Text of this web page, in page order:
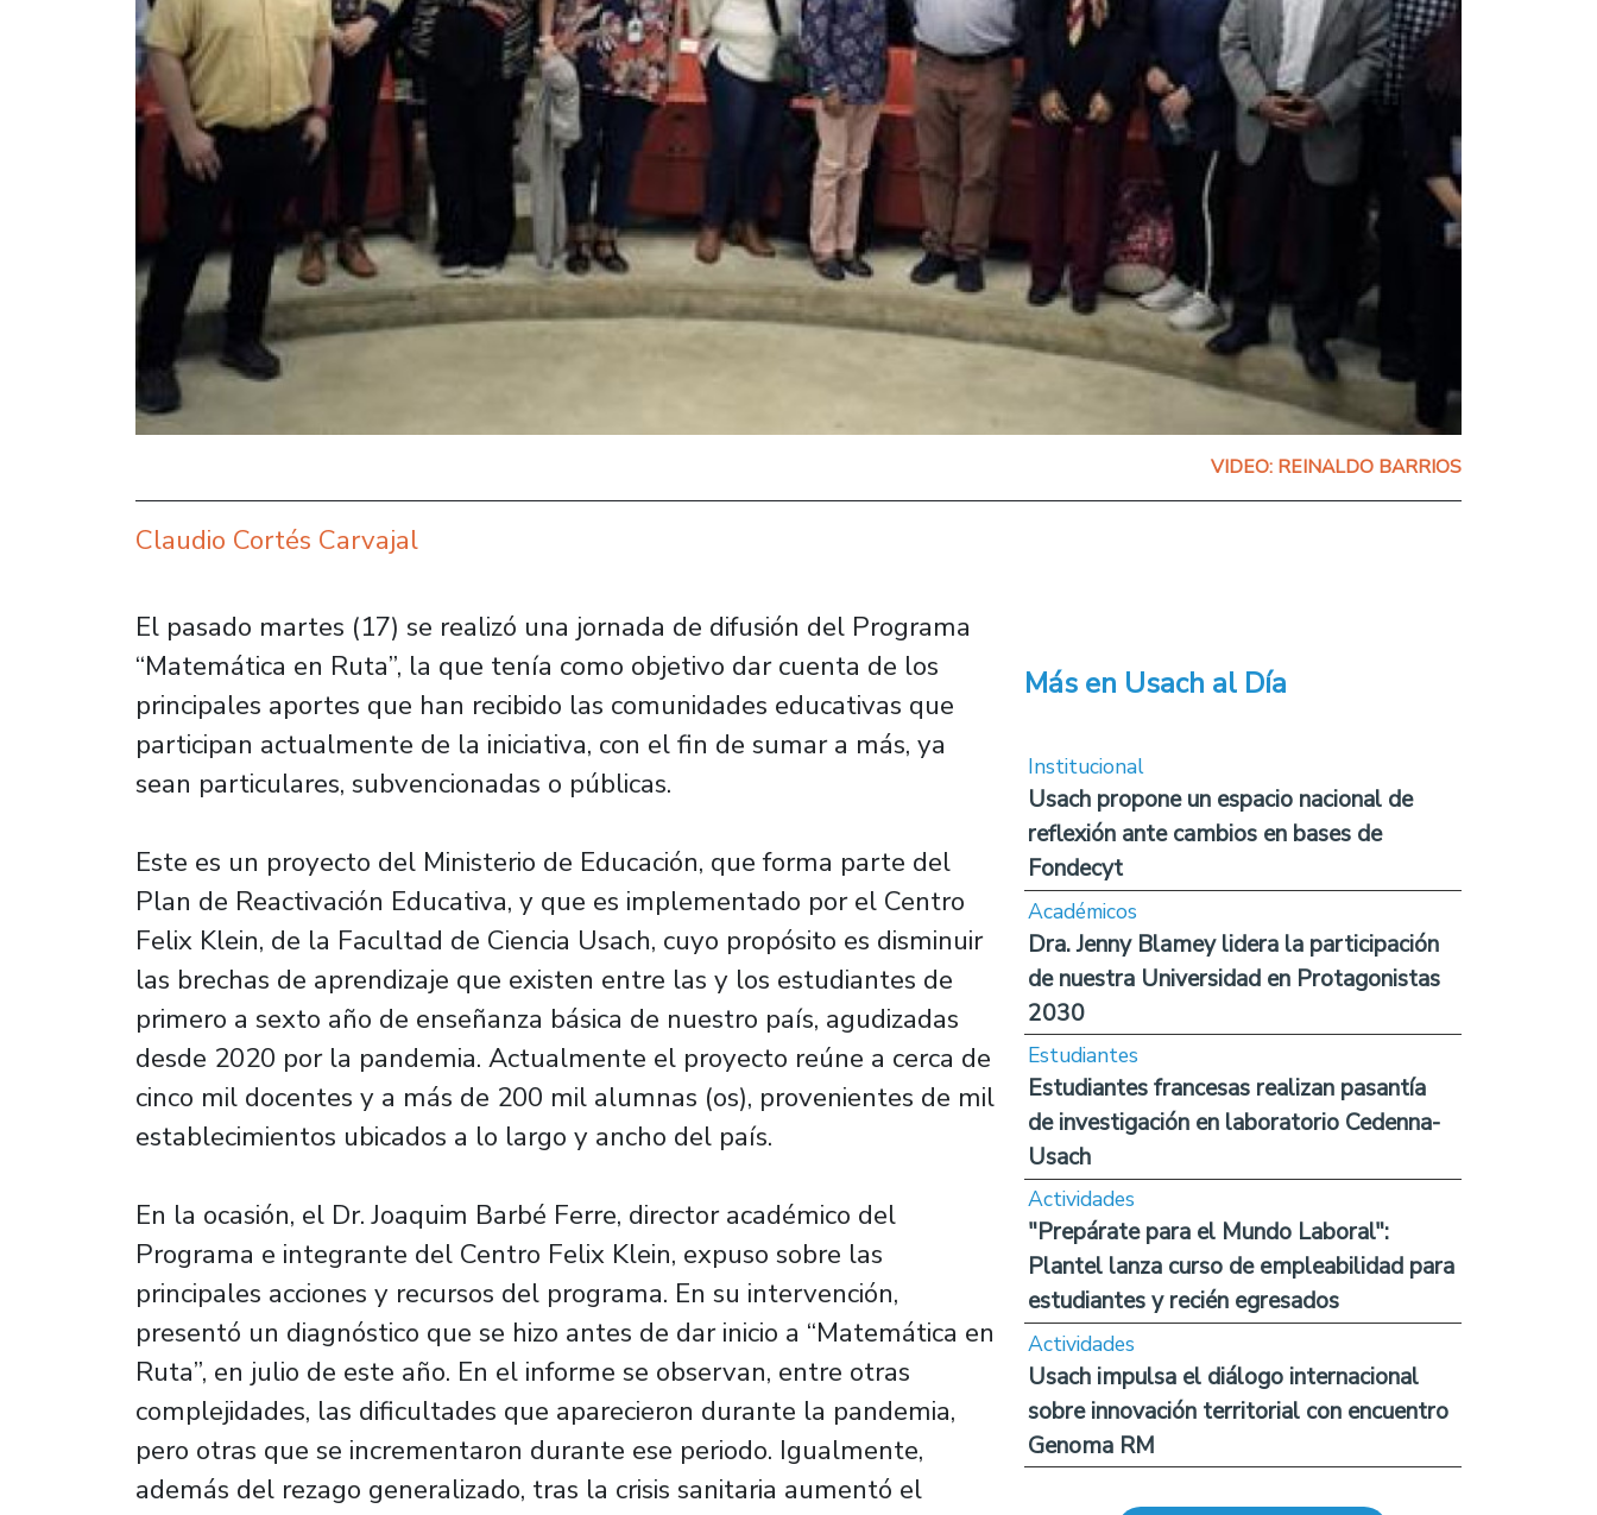
VIDEO: REINALDO BARRIOS
Claudio Cortés Carvajal
El pasado martes (17) se realizó una jornada de difusión del Programa
“Matemática en Ruta”, la que tenía como objetivo dar cuenta de los
principales aportes que han recibido las comunidades educativas que
participan actualmente de la iniciativa, con el fin de sumar a más, ya
sean particulares, subvencionadas o públicas.
Este es un proyecto del Ministerio de Educación, que forma parte del
Plan de Reactivación Educativa, y que es implementado por el Centro
Felix Klein, de la Facultad de Ciencia Usach, cuyo propósito es disminuir
las brechas de aprendizaje que existen entre las y los estudiantes de
primero a sexto año de enseñanza básica de nuestro país, agudizadas
desde 2020 por la pandemia. Actualmente el proyecto reúne a cerca de
cinco mil docentes y a más de 200 mil alumnas (os), provenientes de mil
establecimientos ubicados a lo largo y ancho del país.
En la ocasión, el Dr. Joaquim Barbé Ferre, director académico del
Programa e integrante del Centro Felix Klein, expuso sobre las
principales acciones y recursos del programa. En su intervención,
presentó un diagnóstico que se hizo antes de dar inicio a “Matemática en
Ruta”, en julio de este año. En el informe se observan, entre otras
complejidades, las dificultades que aparecieron durante la pandemia,
pero otras que se incrementaron durante ese periodo. Igualmente,
además del rezago generalizado, tras la crisis sanitaria aumentó el
Más en Usach al Día
Institucional
Usach propone un espacio nacional de
reflexión ante cambios en bases de
Fondecyt
Académicos
Dra. Jenny Blamey lidera la participación
de nuestra Universidad en Protagonistas
2030
Estudiantes
Estudiantes francesas realizan pasantía
de investigación en laboratorio Cedenna-
Usach
Actividades
"Prepárate para el Mundo Laboral":
Plantel lanza curso de empleabilidad para
estudiantes y recién egresados
Actividades
Usach impulsa el diálogo internacional
sobre innovación territorial con encuentro
Genoma RM